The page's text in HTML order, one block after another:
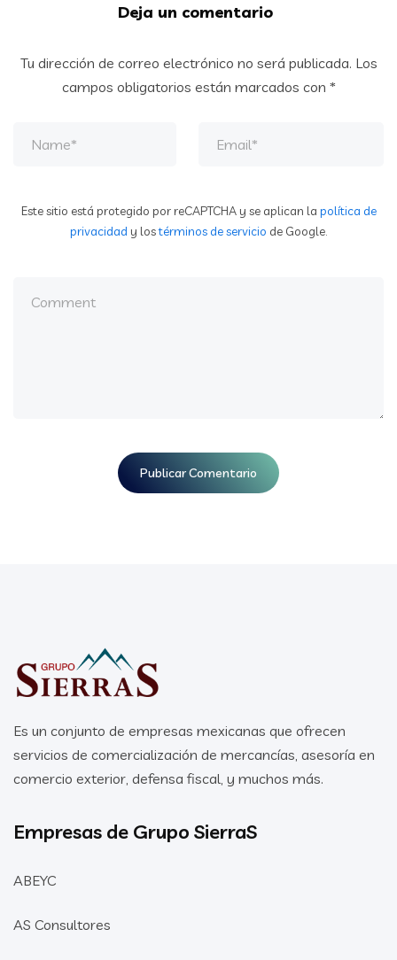
Deja un comentario
Tu dirección de correo electrónico no será publicada. Los
campos obligatorios están marcados con *
Este sitio está protegido por reCAPTCHA y se aplican la política de
privacidad y lostérminos de servicio de Google.
Es un conjunto de empresas mexicanas que ofrecen
servicios de comercialización de mercancías, asesoría en
comercio exterior, defensa fiscal, y muchos más.
Empresas de Grupo SierraS
ABEYC
AS Consultores